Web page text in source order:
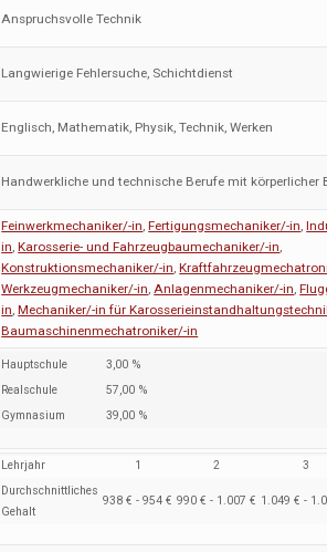
Anspruchsvolle Technik
Langwierige Fehlersuche, Schichtdienst
Englisch, Mathematik, Physik, Technik, Werken
Handwerkliche und technische Berufe mit körperlicher
Feinwerkmechaniker/-in,Fertigungsmechaniker/-in,
in,Karosserie- und Fahrzeugbaumechaniker/-in,
Konstruktionsmechaniker/-in,
Werkzeugmechaniker/-in,Anlagenmechaniker/-in,
in,Mechaniker/-in für
Baumaschinenmechatroniker/-in
Hauptschule
3,00 %
Realschule
57,00 %
Gymnasium
39,00 %
Lehrjahr 1 2
3
Durchschnittliches
Gehalt
938 € - 954 € 990 € - 1.007 € 1.049 € -